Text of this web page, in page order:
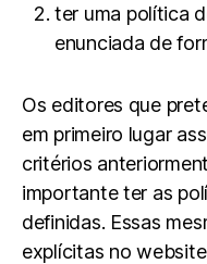
ter uma política
enunciada de
Os editores que
em primeiro lugar
critérios
importante ter as
definidas. Essas
explícitas no